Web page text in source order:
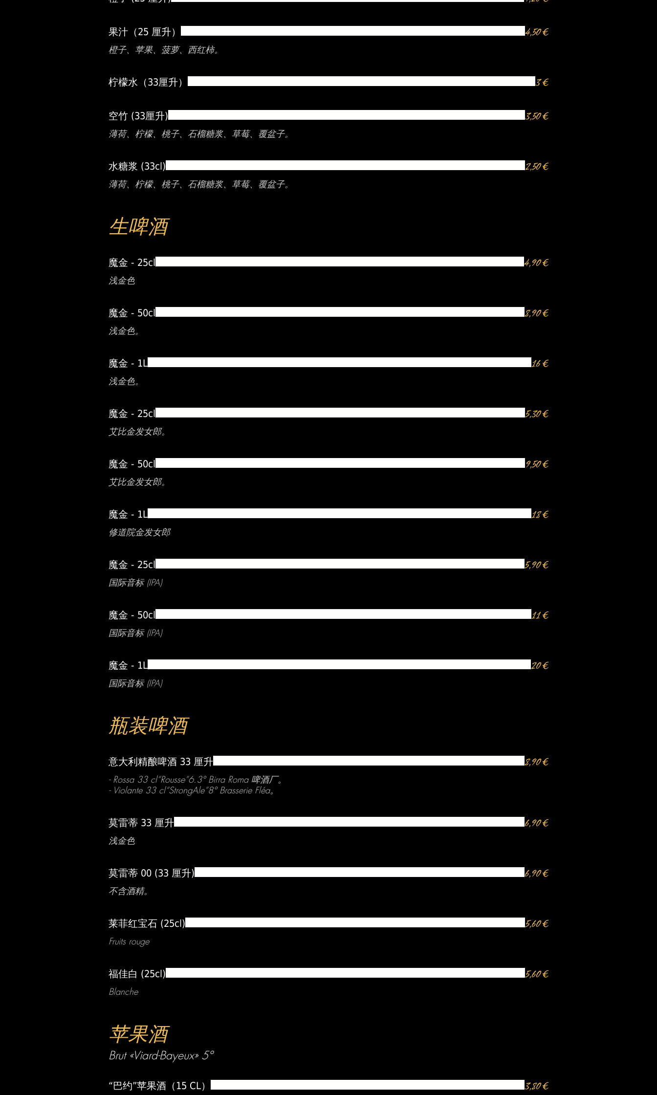
果汁（25 厘升）
橙子、苹果、菠萝、西红柿。
4,50 €
柠檬水（33厘升） 3 €
空竹 (33厘升)
薄荷、柠檬、桃子、石榴糖浆、草莓、覆盆子。
3,50 €
水糖浆 (33cl)
薄荷、柠檬、桃子、石榴糖浆、草莓、覆盆子。
2,50 €
生啤酒
魔金 - 25cl
浅金色
4,90 €
魔金 - 50cl
浅金色。
8,90 €
魔金 - 1L
浅金色。
16 €
魔金 - 25cl
艾比金发女郎。
5,30 €
魔金 - 50cl
艾比金发女郎。
9,50 €
魔金 - 1L
修道院金发女郎
18 €
魔金 - 25cl
国际音标 (IPA)
5,90 €
魔金 - 50cl
国际音标 (IPA)
11 €
魔金 - 1L
国际音标 (IPA)
20 €
瓶装啤酒
意大利精酿啤酒 33 厘升
- Rossa 33 cl“Rousse”6.3° Birra Roma 啤酒厂。
- Violante 33 cl“StrongAle”8° Brasserie Fléa。
8,90 €
莫雷蒂 33 厘升
浅金色
6,90 €
莫雷蒂 00 (33 厘升)
不含酒精。
6,90 €
莱菲红宝石 (25cl)
Fruits rouge
5,60 €
福佳白 (25cl)
Blanche
5,60 €
苹果酒
Brut «Viard-Bayeux» 5°
“巴约”苹果酒（15 CL） 3,80 €